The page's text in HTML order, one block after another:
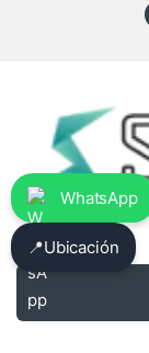
WhatsApp
📍Ubicación